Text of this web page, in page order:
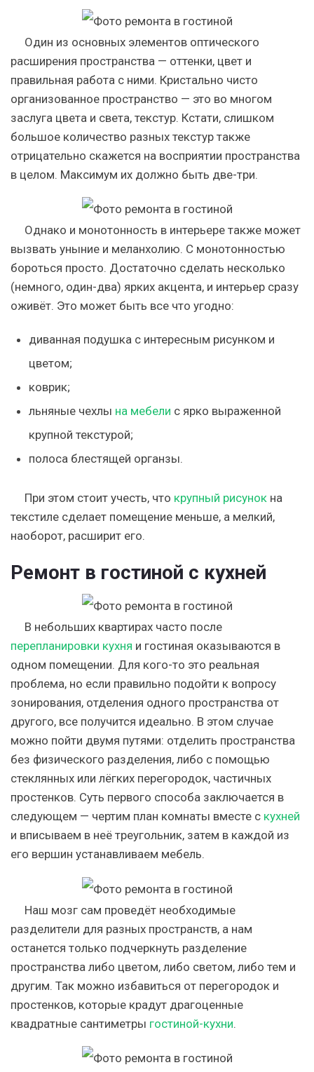
Один из основных элементов оптического
расширения пространства — оттенки, цвет и
правильная работа с ними. Кристально чисто
организованное пространство — это во многом
заслуга цвета и света, текстур. Кстати, слишком
большое количество разных текстур также
отрицательно скажется на восприятии пространства
в целом. Максимум их должно быть две-три.
Однако и монотонность в интерьере также может
вызвать уныние и меланхолию. С монотонностью
бороться просто. Достаточно сделать несколько
(немного, один-два) ярких акцента, и интерьер сразу
оживёт. Это может быть все что угодно:
диванная подушка с интересным рисунком и
цветом;
коврик;
льняные чехлы на мебели с ярко выраженной
крупной текстурой;
полоса блестящей органзы.
При этом стоит учесть, что крупный рисунок на
текстиле сделает помещение меньше, а мелкий,
наоборот, расширит его.
Ремонт в гостиной с кухней
В небольших квартирах часто после
перепланировки кухня и гостиная оказываются в
одном помещении. Для кого-то это реальная
проблема, но если правильно подойти к вопросу
зонирования, отделения одного пространства от
другого, все получится идеально. В этом случае
можно пойти двумя путями: отделить пространства
без физического разделения, либо с помощью
стеклянных или лёгких перегородок, частичных
простенков. Суть первого способа заключается в
следующем — чертим план комнаты вместе с кухней
и вписываем в неё треугольник, затем в каждой из
его вершин устанавливаем мебель.
Наш мозг сам проведёт необходимые
разделители для разных пространств, а нам
останется только подчеркнуть разделение
пространства либо цветом, либо светом, либо тем и
другим. Так можно избавиться от перегородок и
простенков, которые крадут драгоценные
квадратные сантиметры гостиной-кухни.